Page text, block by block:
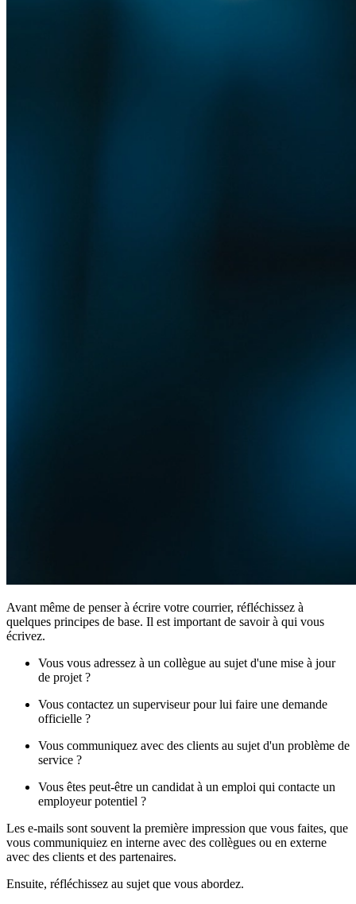
Avant même de penser à écrire votre courrier, réfléchissez à
quelques principes de base. Il est important de savoir à qui vous
écrivez.
Vous vous adressez à un collègue au sujet d'une mise à jour
de projet ?
Vous contactez un superviseur pour lui faire une demande
officielle ?
Vous communiquez avec des clients au sujet d'un problème de
service ?
Vous êtes peut-être un candidat à un emploi qui contacte un
employeur potentiel ?
Les e-mails sont souvent la première impression que vous faites, que
vous communiquiez en interne avec des collègues ou en externe
avec des clients et des partenaires.
Ensuite, réfléchissez au sujet que vous abordez.